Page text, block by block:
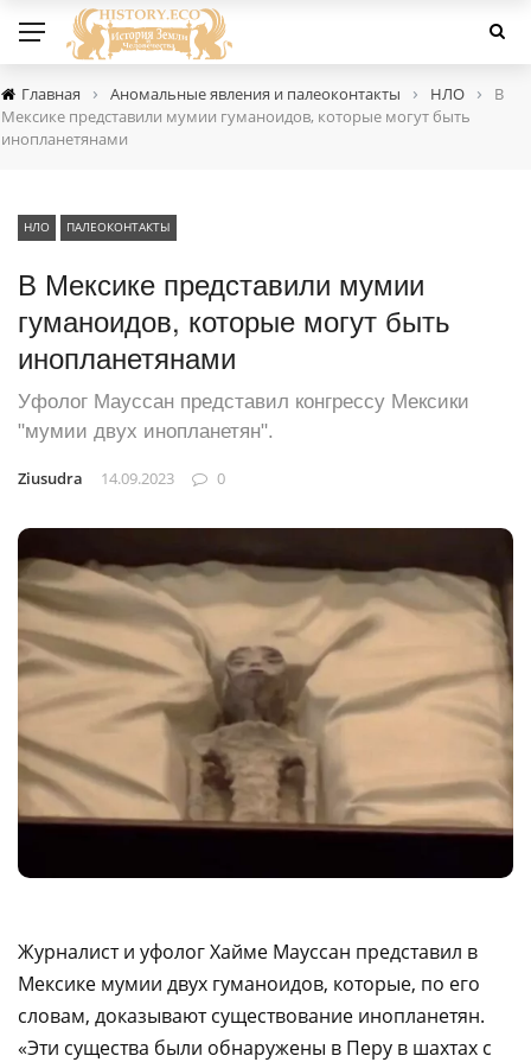
Главная › Аномальные явления и палеоконтакты › НЛО ›
В
Мексике представили мумии гуманоидов, которые могут быть
инопланетянами
НЛО ПАЛЕОКОНТАКТЫ
В Мексике представили мумии
гуманоидов, которые могут быть
инопланетянами
Уфолог Мауссан представил конгрессу Мексики
"мумии двух инопланетян".
Ziusudra 14.09.2023 0
Журналист и уфолог Хайме Мауссан представил в
Мексике мумии двух гуманоидов, которые, по его
словам, доказывают существование инопланетян.
«Эти существа были обнаружены в Перу в шахтах с